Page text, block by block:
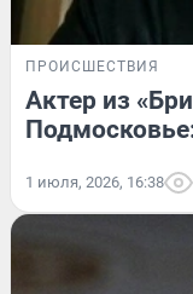
ПРОИСШЕСТВИЯ
Актер из
1 июля, 2026, 16:38